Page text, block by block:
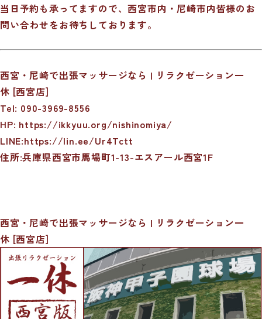
当日予約も承ってますので、西宮市内・尼崎市内皆様のお
問い合わせをお待ちしております。
西宮・尼崎で出張マッサージなら | リラクゼーション一
休 [西宮店]
Tel: 090-3969-8556
HP: https://ikkyuu.org/nishinomiya/
LINE:https://lin.ee/Ur4Tctt
住所:兵庫県西宮市馬場町1-13-エスアール西宮1F
西宮・尼崎で出張マッサージなら | リラクゼーション一
休 [西宮店]